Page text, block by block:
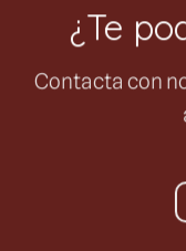
¿Te
Contacta con